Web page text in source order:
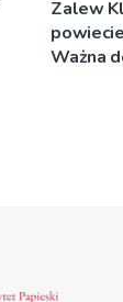
Zalew
Ważna